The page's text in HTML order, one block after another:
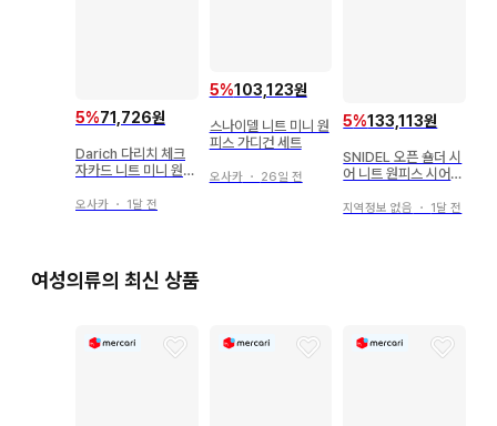
5%71,726원
Darich 다리치 체크
자카드 니트 미니 원피
오사카 ・ 1달 전
5%103,123원
스나이델 니트 미니 원
피스 가디건 세트
오사카・ 26일 전
5%133,113원
SNIDEL 오픈 숄더 시
어 니트 원피스 시어
지역정보 없음 ・ 1달 전
여성의류의 최신 상품